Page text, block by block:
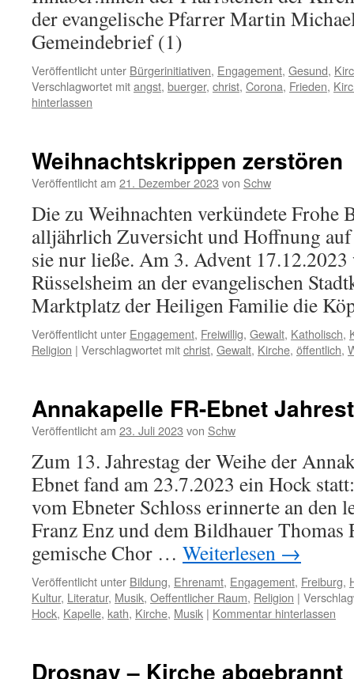
der evangelische Pfarrer Martin
Gemeindebrief (1)
Veröffentlicht unter Bürgerinitiativen, Engagement, Gesund,
Verschlagwortet mitangst, buerger, christ, Corona, Frieden,
hinterlassen
Weihnachtskrippen zerstören
Veröffentlicht am 21. Dezember 2023 von Schw
Die zu Weihnachten verkündete Frohe
alljährlich Zuversicht und Hoffnung
sie nur ließe. Am 3. Advent
Rüsselsheim an der evangelischen
Marktplatz der Heiligen Familie die
Veröffentlicht unter Engagement, Freiwillig, Gewalt, Katholisch,
Religion | Verschlagwortet mitchrist, Gewalt, Kirche, öffentlich,
Annakapelle FR-Ebnet
Veröffentlicht am 23. Juli 2023 von Schw
Zum 13. Jahrestag der Weihe der
Ebnet fand am 23.7.2023 ein Hock
vom Ebneter Schloss erinnerte an den
Franz Enz und dem Bildhauer Thomas
gemische Chor … Weiterlesen →
Veröffentlicht unter Bildung, Ehrenamt, Engagement, Freiburg,
Kultur, Literatur, Musik, Oeffentlicher Raum, Religion |
Hock, Kapelle, kath, Kirche, Musik | Kommentar hinterlassen
Drosnay – Kirche abgebrannt